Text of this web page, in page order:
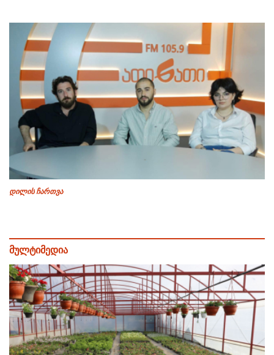
დილის ჩართვა
მულტიმედია